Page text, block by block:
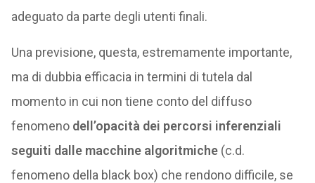
adeguato da parte degli utenti finali.
Una previsione, questa, estremamente importante,
ma di dubbia efficacia in termini di tutela dal
momento in cui non tiene conto del diffuso
fenomeno dell’opacità dei percorsi inferenziali
seguiti dalle macchine algoritmiche(c.d.
fenomeno della black box) che rendono difficile, se